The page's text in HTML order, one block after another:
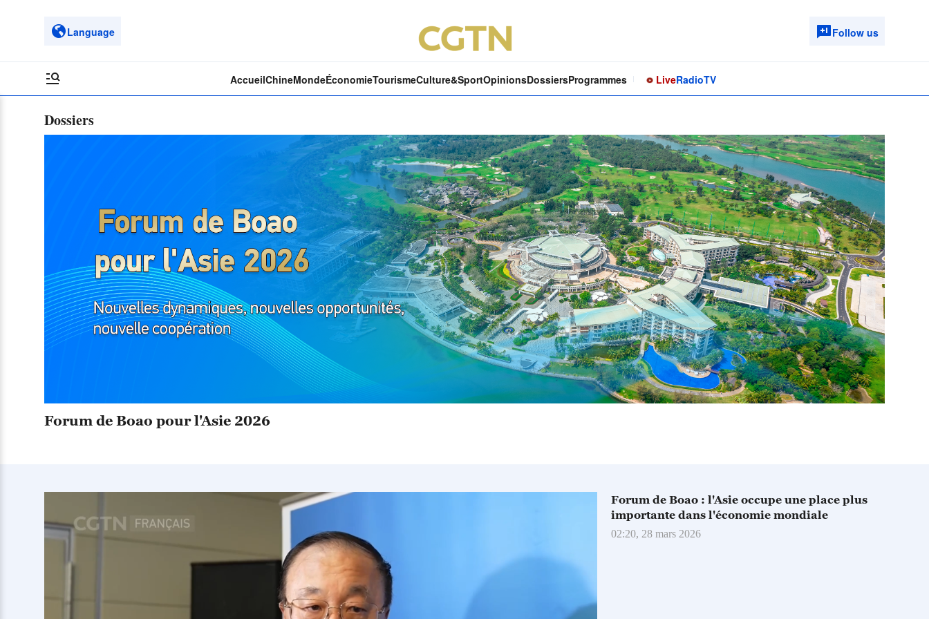
Language Follow us
AccueilChineMondeÉconomieTourismeCulture&SportOpinionsDossiersProgrammes LiveRadioTV
Dossiers
Forum de Boao pour l'Asie 2026
Forum de Boao : l'Asie occupe une place plus
importante dans l'économie mondiale
02:20, 28 mars 2026